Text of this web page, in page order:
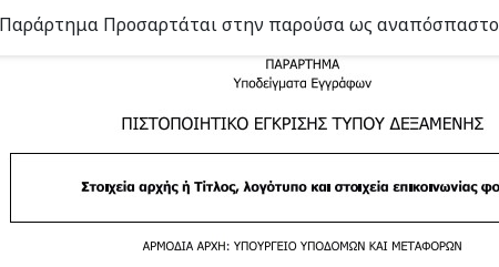
Παράρτημα Προσαρτάται στην παρούσα ως